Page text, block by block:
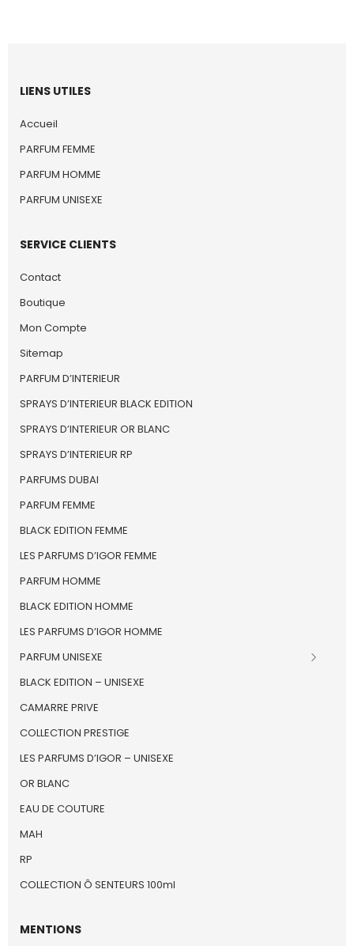
LIENS UTILES
Accueil
PARFUM FEMME
PARFUM HOMME
PARFUM UNISEXE
SERVICE CLIENTS
Contact
Boutique
Mon Compte
Sitemap
PARFUM D’INTERIEUR
SPRAYS D’INTERIEUR BLACK EDITION
SPRAYS D’INTERIEUR OR BLANC
SPRAYS D’INTERIEUR RP
PARFUMS DUBAI
PARFUM FEMME
BLACK EDITION FEMME
LES PARFUMS D’IGOR FEMME
PARFUM HOMME
BLACK EDITION HOMME
LES PARFUMS D’IGOR HOMME
PARFUM UNISEXE
BLACK EDITION – UNISEXE
CAMARRE PRIVE
COLLECTION PRESTIGE
LES PARFUMS D’IGOR – UNISEXE
OR BLANC
EAU DE COUTURE
MAH
RP
COLLECTION Ô SENTEURS 100ml
MENTIONS